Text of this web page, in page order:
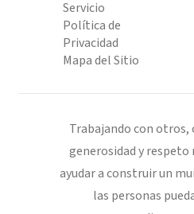
Servicio
Política de
Privacidad
Mapa del Sitio
Trabajando con otros,
generosidad y
ayudar a construir un
las personas